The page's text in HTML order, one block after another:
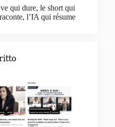
qui dure, le short qui
l’IA qui résume